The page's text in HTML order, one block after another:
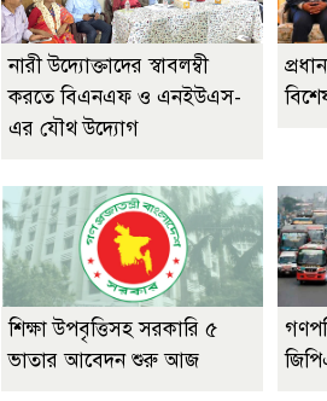
নারী উদ্যোক্তাদের স্বাবলম্বী
করতে বিএনএফ ও এনইউএস-
এর যৌথ উদ্যোগ
শিক্ষা উপবৃত্তিসহ সরকারি ৫
ভাতার আবেদন শুরু আজ